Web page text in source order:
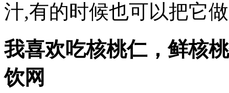
汁,有的时候也可以把它
我喜欢吃核桃仁，鲜核
饮网